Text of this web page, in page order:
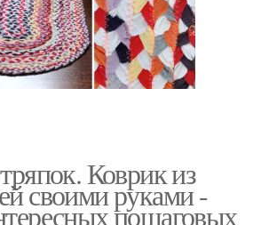
Коврик из
своими руками -
пошаговых